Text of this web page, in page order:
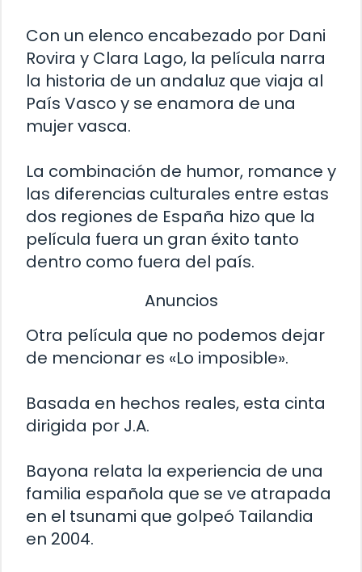
Con un elenco encabezado por Dani
Rovira y Clara Lago, la película narra
la historia de un andaluz que viaja al
País Vasco y se enamora de una
mujer vasca.
La combinación de humor, romance y
las diferencias culturales entre estas
dos regiones de España hizo que la
película fuera un gran éxito tanto
dentro como fuera del país.
Anuncios
Otra película que no podemos dejar
de mencionar es «Lo imposible».
Basada en hechos reales, esta cinta
dirigida por J.A.
Bayona relata la experiencia de una
familia española que se ve atrapada
en el tsunami que golpeó Tailandia
en 2004.